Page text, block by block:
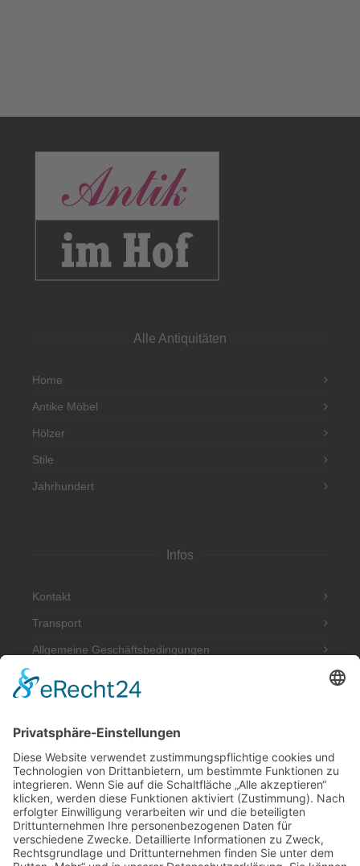
Alle Antiquitäten
Home
Antike Möbel
Hölzer
Stile
Jahrhundert
Infos
Kontakt
Transport
Allgemeine Geschäftsbedingungen
Impressum
Adresse
Werkstatt und Möbelausstellung:
Hannoversche Str. 89 (Halle hinten rechts)
49328 Melle
Tel.: 0170 580 4667